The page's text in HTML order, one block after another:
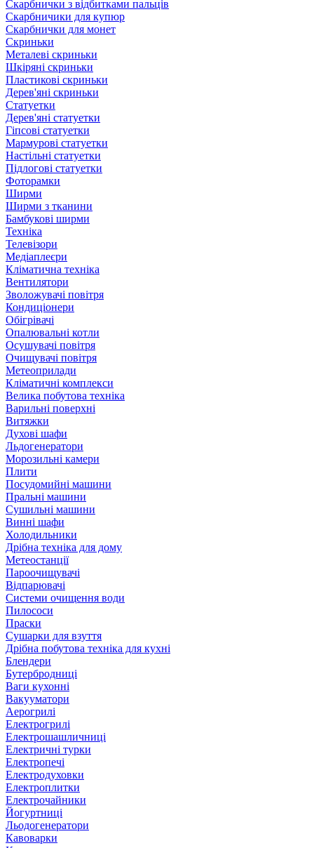
Скарбнички з відбитками пальців
Скарбничики для купюр
Скарбнички для монет
Скриньки
Металеві скриньки
Шкіряні скриньки
Пластикові скриньки
Дерев'яні скриньки
Статуетки
Дерев'яні статуетки
Гіпсові статуетки
Мармурові статуетки
Настільні статуетки
Підлогові статуетки
Фоторамки
Ширми
Ширми з тканини
Бамбукові ширми
Техніка
Телевізори
Медіаплеєри
Кліматична техніка
Вентилятори
Зволожувачі повітря
Кондиціонери
Обігрівачі
Опалювальні котли
Осушувачі повітря
Очищувачі повітря
Метеоприлади
Кліматичні комплекси
Велика побутова техніка
Варильні поверхні
Витяжки
Духові шафи
Льдогенератори
Морозильні камери
Плити
Посудомийні машини
Пральні машини
Сушильні машини
Винні шафи
Холодильники
Дрібна техніка для дому
Метеостанції
Пароочищувачі
Відпарювачі
Системи очищення води
Пилососи
Праски
Сушарки для взуття
Дрібна побутова техніка для кухні
Блендери
Бутербродниці
Ваги кухонні
Вакууматори
Аерогрилі
Електрогрилі
Електрошашличниці
Електричні турки
Електропечі
Електродуховки
Електроплитки
Електрочайники
Йогуртниці
Льодогенератори
Кавоварки